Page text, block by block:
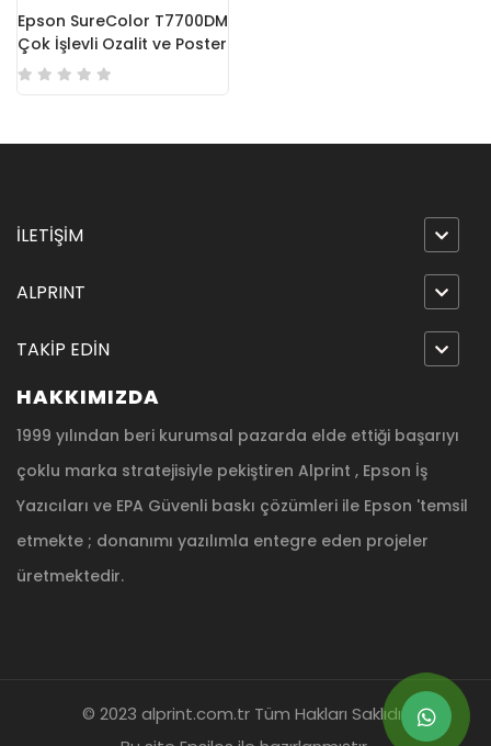
Epson SureColor T7700DM
Çok İşlevli Ozalit ve Poster
Yazıcı
İLETİŞİM
ALPRINT
TAKİP EDİN
HAKKIMIZDA
1999 yılından beri kurumsal pazarda elde ettiği başarıyı
çoklu marka stratejisiyle pekiştiren Alprint , Epson İş
Yazıcıları ve EPA Güvenli baskı çözümleri ile Epson 'temsil
etmekte ; donanımı yazılımla entegre eden projeler
üretmektedir.
© 2023 alprint.com.tr Tüm Hakları Saklıdır.